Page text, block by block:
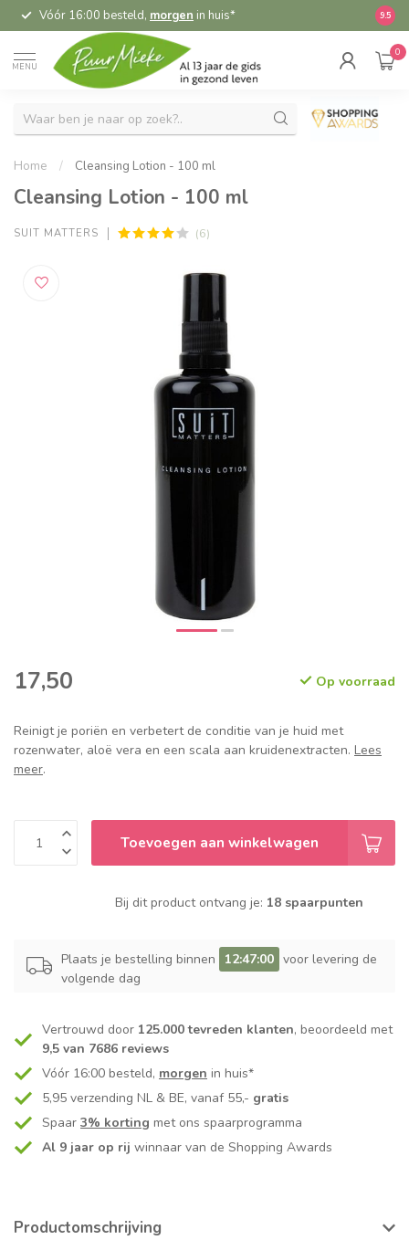
Vóór 16:00 besteld, morgen in huis* 9.5
MENU
0
Home / Cleansing Lotion - 100 ml
Cleansing Lotion - 100 ml
SUIT MATTERS (6)
17,50 Op voorraad
Reinigt je poriën en verbetert de conditie van je huid met
rozenwater, aloë vera en een scala aan kruidenextracten. Lees
meer.
Toevoegen aan winkelwagen
Bij dit product ontvang je: 18 spaarpunten
Plaats je bestelling binnen 12:46:59 voor levering de
volgende dag
Vertrouwd door 125.000 tevreden klanten, beoordeeld met
9,5 van 7686 reviews
Vóór 16:00 besteld, morgen in huis*
5,95 verzending NL & BE, vanaf 55,- gratis
Spaar 3% korting met ons spaarprogramma
Al 9 jaar op rij winnaar van de Shopping Awards
Productomschrijving